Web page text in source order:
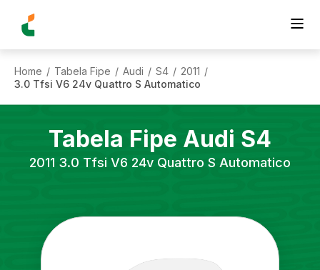
Home / Tabela Fipe / Audi / S4 / 2011 /
3.0 Tfsi V6 24v Quattro S Automatico
Tabela Fipe Audi S4
2011 3.0 Tfsi V6 24v Quattro S Automatico